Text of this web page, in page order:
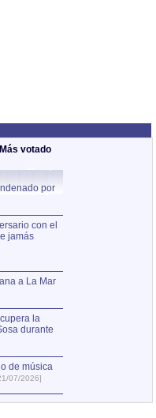
Más votado
por
con el
jamás
a La Mar
la
durante
de música
07/2026]